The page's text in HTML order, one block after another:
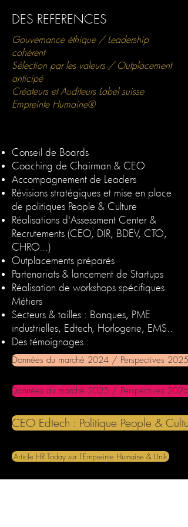
DES REFERENCES
Gouvernance éthique / Leadership
cohérent
Sélection par les valeurs / Outplacement
anticipé
Créateurs et Auditeurs Label suisse
Empreinte Humaine®
Conseil de Boards
Coaching de Chairman & CEO
Accompagnement de Leaders
Révisions stratégiques et mise en place
de politiques People & Culture
Réalisations d'Assessment Center &
Recrutements (CEO, DIR, BDEV, CTO,
CHRO...)
Outplacements préparés
Partenariats & lancement de Startups
Réalisation de workshops spécifiques
Métiers
Secteurs & tailles : Banques, PME
industrielles, Edtech, Horlogerie, EMS..
Des témoignages :
Données du marché 2024 / Perspectives
Données du marché 2025 / Perspectives
CEO Edtech : Politique People &
Article HR Today sur l'Empreinte Humaine & Unik